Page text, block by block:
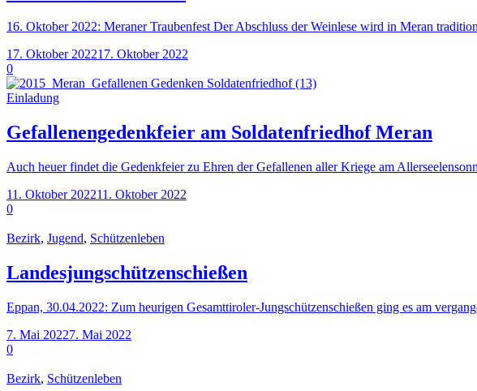
16. Oktober 2022: Meraner Traubenfest Der Abschluss der Weinlese wird in Meran
17. Oktober 202217. Oktober 2022
0
Einladung
Gefallenengedenkfeier am Soldatenfriedhof Meran
Auch heuer findet die Gedenkfeier zu Ehren der Gefallenen aller Kriege am
11. Oktober 202211. Oktober 2022
0
Bezirk, Jugend, Schützenleben
Landesjungschützenschießen
Eppan, 30.04.2022: Zum heurigen Gesamttiroler-Jungschützenschießen ging es am
7. Mai 20227. Mai 2022
0
Bezirk, Schützenleben